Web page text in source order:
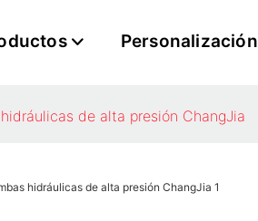
Personalización
de alta presión ChangJia